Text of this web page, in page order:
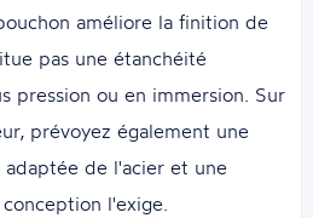
améliore la finition de
pas une étanchéité
pression ou en immersion. Sur
prévoyez également une
de l'acier et une
l'exige.